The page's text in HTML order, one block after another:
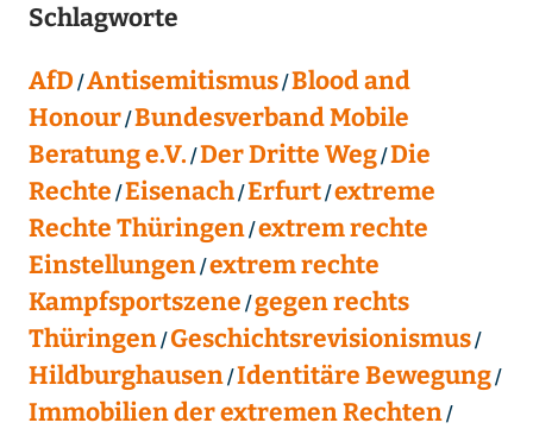
Schlagworte
AfD Antisemitismus Blood and
Honour Bundesverband Mobile
Beratung e.V. Der Dritte Weg Die
Rechte Eisenach Erfurt extreme
Rechte Thüringen extrem rechte
Einstellungen extrem rechte
Kampfsportszene gegen rechts
Thüringen Geschichtsrevisionismus
Hildburghausen Identitäre Bewegung
Immobilien der extremen Rechten